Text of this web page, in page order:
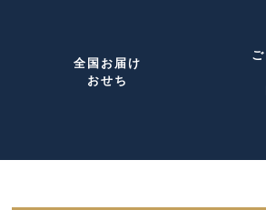
全国お届け
おせち